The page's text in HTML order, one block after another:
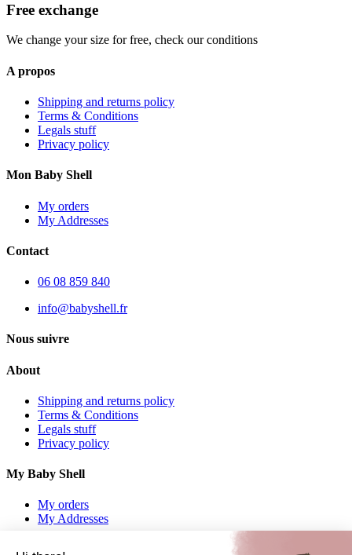
Free exchange
We change your size for free, check our conditions
A propos
Shipping and returns policy
Terms & Conditions
Legals stuff
Privacy policy
Mon Baby Shell
My orders
My Addresses
Contact
06 08 859 840
info@babyshell.fr
Nous suivre
About
Shipping and returns policy
Terms & Conditions
Legals stuff
Privacy policy
My Baby Shell
My orders
My Addresses
Contact